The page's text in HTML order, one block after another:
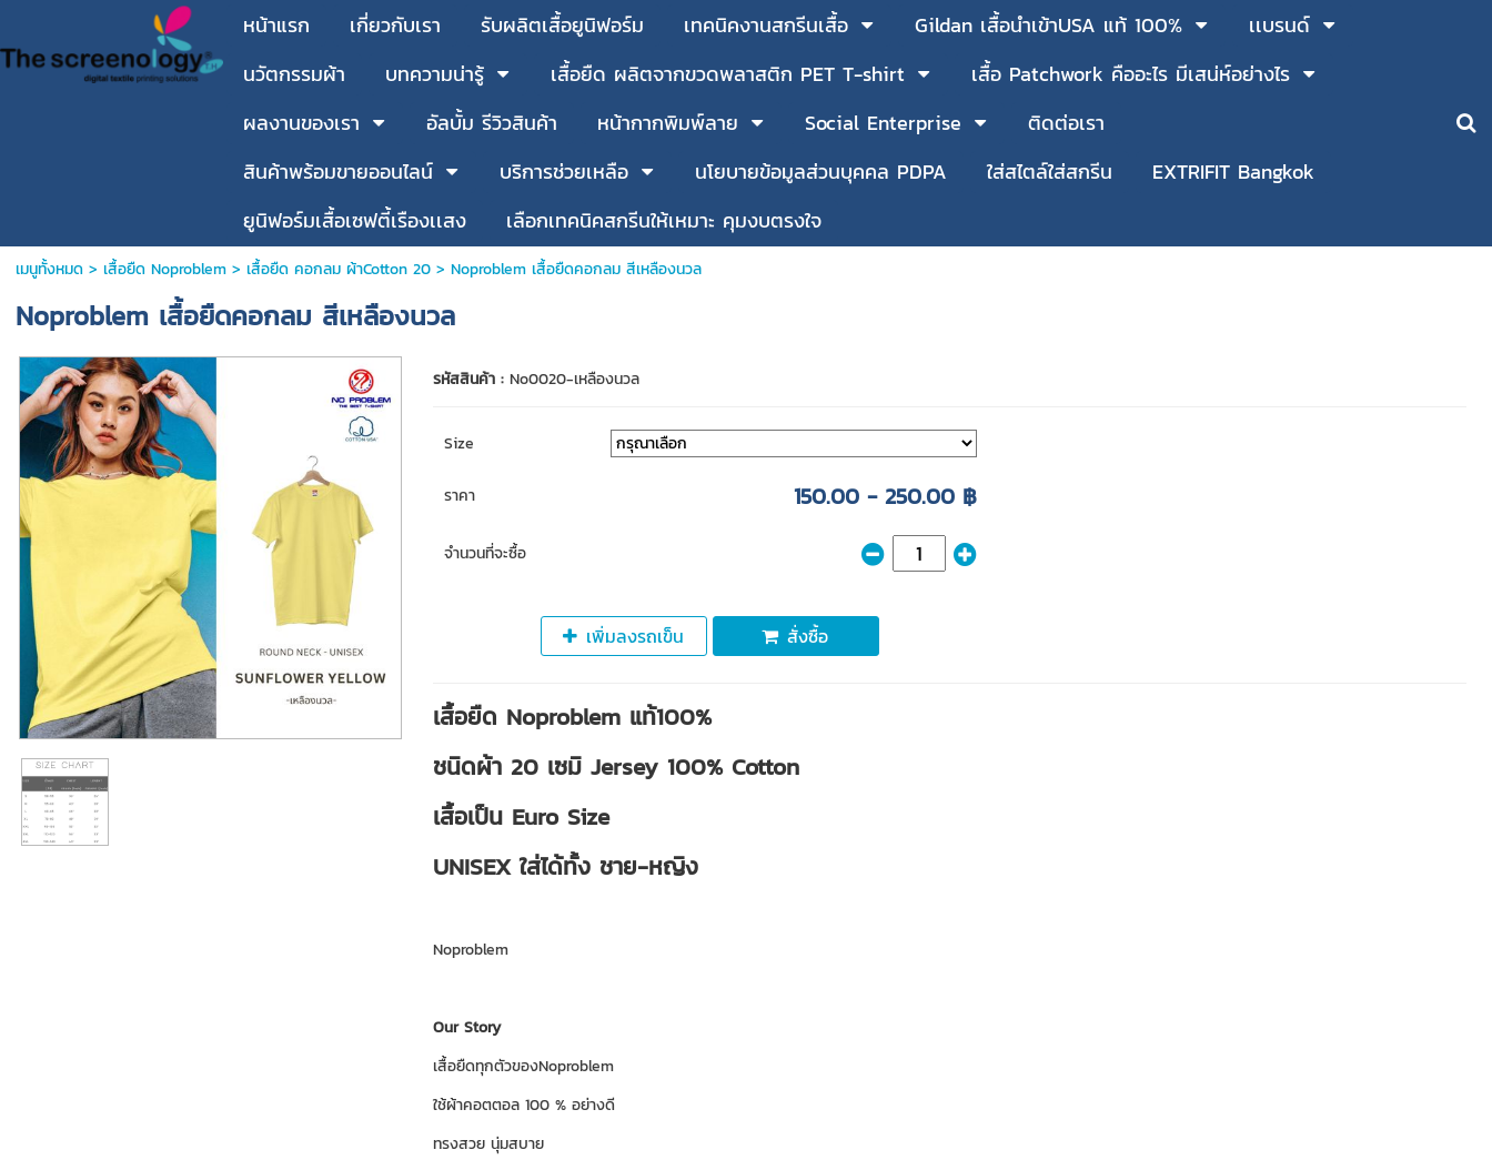
หน้าแรก เกี่ยวกับเรา รับผลิตเสื้อยูนิฟอร์ม เทคนิคงานสกรีนเสื้อ Gildan เสื้อนำเข้าUSA แท้ 100%
เเบรนด์
นวัตกรรมผ้า
บทความน่ารู้ เสื้อยืด ผลิตจากขวดพลาสติก PET T-shirt
เสื้อ Patchwork คืออะไร มีเสน่ห์อย่างไร
ผลงานของเรา
อัลบั้ม รีวิวสินค้า หน้ากากพิมพ์ลาย Social Enterprise
ติดต่อเรา
สินค้าพร้อมขายออนไลน์
บริการช่วยเหลือ นโยบายข้อมูลส่วนบุคคล PDPA ใส่สไตล์ใส่สกรีน
EXTRIFIT Bangkok
ยูนิฟอร์มเสื้อเซฟตี้เรืองเเสง
เลือกเทคนิคสกรีนให้เหมาะ คุมงบตรงใจ
เมนูทั้งหมด> เสื้อยืด Noproblem > เสื้อยืด คอกลม ผ้าCotton 20 > Noproblem เสื้อยืดคอกลม สีเหลืองนวล
Noproblem เสื้อยืดคอกลม สีเหลืองนวล
รหัสสินค้า : No0020-เหลืองนวล
Size
ราคา 150.00 - 250.00 ฿
จำนวนที่จะซื้อ
เพิ่มลงรถเข็น สั่งซื้อ
เสื้อยืด Noproblem แท้100%
ชนิดผ้า 20 เซมิ Jersey 100% Cotton
เสื้อเป็น Euro Size
UNISEX ใส่ได้ทั้ง ชาย-หญิง
Noproblem
Our Story
เสื้อยืดทุกตัวของNoproblem
ใช้ผ้าคอตตอล 100 % อย่างดี
ทรงสวย นุ่มสบาย